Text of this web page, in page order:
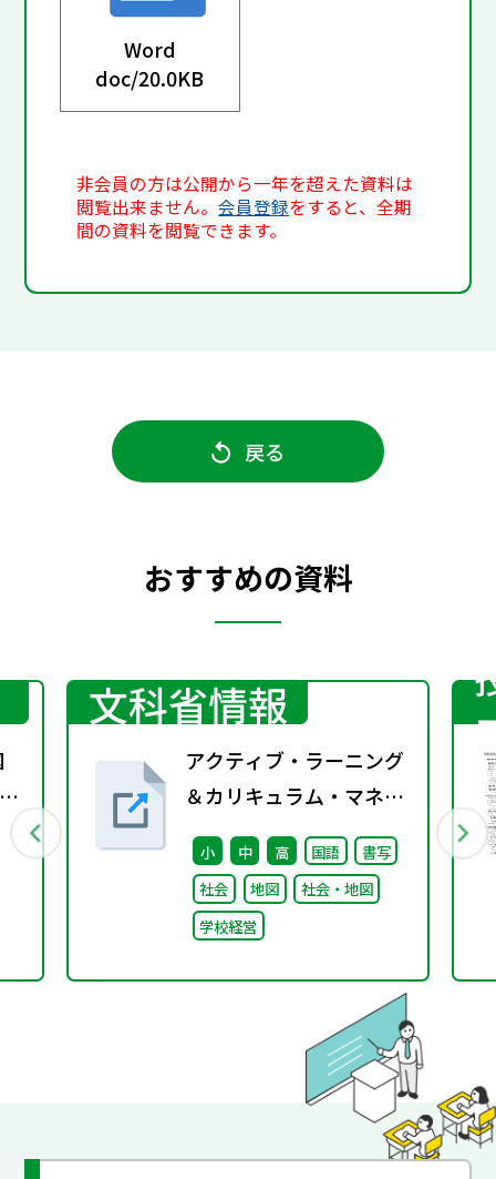
Word
doc/20.0KB
非会員の方は公開から一年を超えた資料は
閲覧出来ません。会員登録をすると、全期
間の資料を閲覧できます。
戻る
おすすめの資料
文科省情報
アクティブ・ラーニング
＆カリキュラム・マネジ
メントサミット2018
小 中 高 国語
書写
社会
地図
社会・地図
学校経営